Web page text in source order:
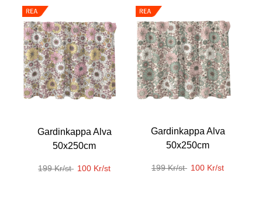
Gardinkappa Alva
50x250cm
199 Kr/st 100 Kr/st
Gardinkappa Alva
50x250cm
199 Kr/st 100 Kr/st